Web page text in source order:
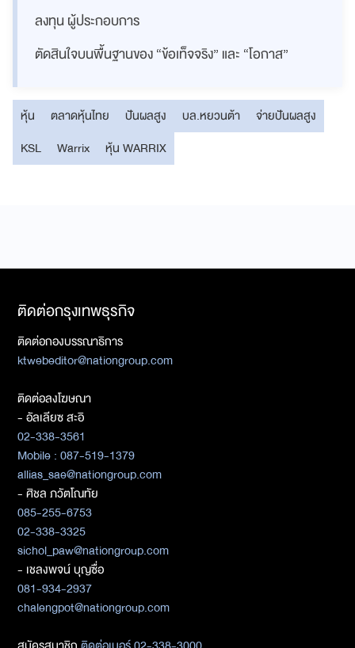
ลงทุน ผู้ประกอบการ
ตัดสินใจบนพื้นฐานของ “ข้อเท็จจริง” และ “โอกาส”
หุ้น ตลาดหุ้นไทย ปันผลสูง บล.หยวนต้า
จ่ายปันผลสูง
KSL
Warrix หุ้น WARRIX
ติดต่อกรุงเทพธุรกิจ
ติดต่อกองบรรณาธิการ
ktwebeditor@nationgroup.com
ติดต่อลงโฆษณา
- อัลเลียซ สะอิ
02-338-3561
Mobile : 087-519-1379
allias_sae@nationgroup.com
- ศิชล ภวัตโณทัย
085-255-6753
02-338-3325
sichol_paw@nationgroup.com
- เชลงพจน์ บุญซื่อ
081-934-2937
chalengpot@nationgroup.com